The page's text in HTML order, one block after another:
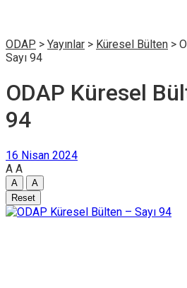
ODAP > Yayınlar > Küresel Bülten >
Sayı 94
ODAP Küresel
94
16 Nisan 2024
A A
A
A
Reset